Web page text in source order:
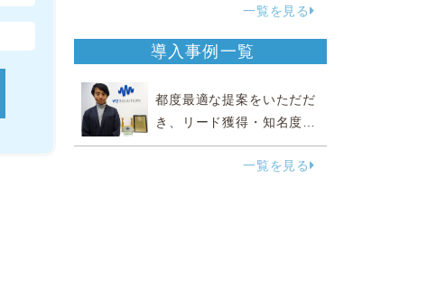
性“あいまいゾーン”大攻略セ
一覧を見る
導入事例一覧
都度最適な提案をいただだ
き、リード獲得・知名度向
上に効果実感
一覧を見る